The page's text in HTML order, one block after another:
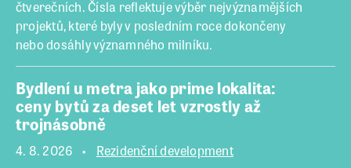
čtverečních. Čísla reflektuje výběr nejvýznamějších
projektů, které byly v posledním roce dokončeny
nebo dosáhly významného milníku.
Bydlení u metra jako prime lokalita:
ceny bytů za deset let vzrostly až
trojnásobně
4. 8. 2026
Rezidenční development